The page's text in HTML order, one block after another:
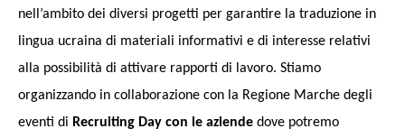
nell’ambito dei diversi progetti per garantire la traduzione in
lingua ucraina di materiali informativi e di interesse relativi
alla possibilità di attivare rapporti di lavoro. Stiamo
organizzando in collaborazione con la Regione Marche degli
eventi di Recruiting Day con le aziende dove potremo